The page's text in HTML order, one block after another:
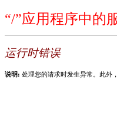
“/”应用程序中的
运行时错误
说明: 处理您的请求时发生异常。此外